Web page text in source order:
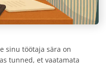
sinu töötaja sära on
tunned, et vaatamata